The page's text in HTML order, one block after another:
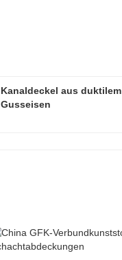
Kanaldeckel aus duktilem
Gusseisen